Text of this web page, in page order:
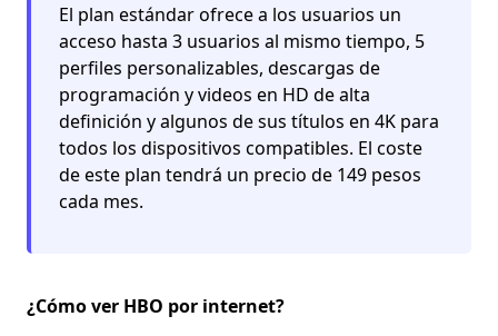
El plan estándar ofrece a los usuarios un
acceso hasta 3 usuarios al mismo tiempo, 5
perfiles personalizables, descargas de
programación y videos en HD de alta
definición y algunos de sus títulos en 4K para
todos los dispositivos compatibles. El coste
de este plan tendrá un precio de 149 pesos
cada mes.
¿Cómo ver HBO por internet?